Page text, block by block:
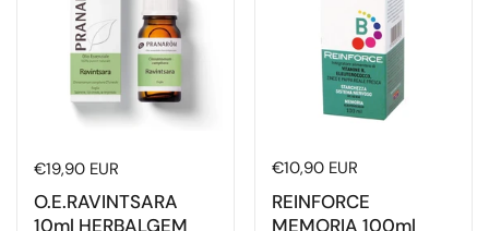
Prezzo di listino
€19,90 EUR
O.E.RAVINTSARA
10ml HERBALGEM
Prezzo di listino
€10,90 EUR
REINFORCE
MEMORIA 100ml